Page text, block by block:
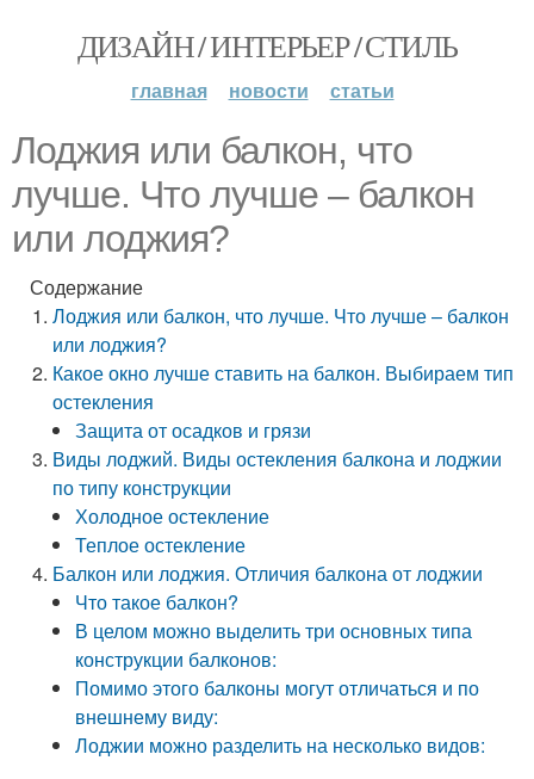
ДИЗАЙН / ИНТЕРЬЕР / СТИЛЬ
главная новости статьи
Лоджия или балкон, что
лучше. Что лучше – балкон
или лоджия?
Содержание
Лоджия или балкон, что лучше. Что лучше – балкон
или лоджия?
Какое окно лучше ставить на балкон. Выбираем тип
остекления
Защита от осадков и грязи
Виды лоджий. Виды остекления балкона и лоджии
по типу конструкции
Холодное остекление
Теплое остекление
Балкон или лоджия. Отличия балкона от лоджии
Что такое балкон?
В целом можно выделить три основных типа
конструкции балконов:
Помимо этого балконы могут отличаться и по
внешнему виду:
Лоджии можно разделить на несколько видов: